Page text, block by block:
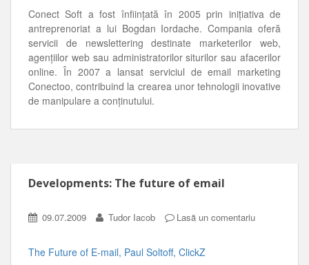
Conect Soft a fost înfiinţată în 2005 prin iniţiativa de
antreprenoriat a lui Bogdan Iordache. Compania oferă
servicii de newslettering destinate marketerilor web,
agenţiilor web sau administratorilor siturilor sau afacerilor
online. În 2007 a lansat serviciul de email marketing
Conectoo, contribuind la crearea unor tehnologii inovative
de manipulare a conţinutului.
Developments: The future of email
09.07.2009 Tudor Iacob Lasă un comentariu
The Future of E-mail, Paul Soltoff, ClickZ